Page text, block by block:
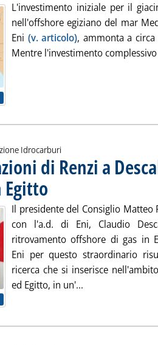
L'investimento iniziale per il
nell'offshore egiziano del mar
Eni (v. articolo), ammonta a
Mentre l'investimento complessivo
Idrocarburi
di Renzi a
Egitto
Il presidente del Consiglio Matteo
con l'a.d. di Eni, Claudio
ritrovamento offshore di gas in
Eni per questo straordinario
ricerca che si inserisce
ed Egitto, in un'...